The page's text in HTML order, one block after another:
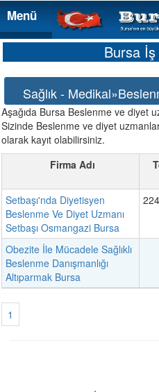
Menü
Menü
Bursa
Sağlık -
Aşağıda Bursa Beslenme ve diyet
Sizinde Beslenme ve diyet
olarak kayıt olabilirsiniz.
Firma Adı
Setbaşı'nda Diyetisyen
Beslenme Ve Diyet Uzmanı
Setbaşı Osmangazi Bursa
Obezite İle Mücadele Sağlıklı
Beslenme Danışmanlığı
Altıparmak Bursa
1